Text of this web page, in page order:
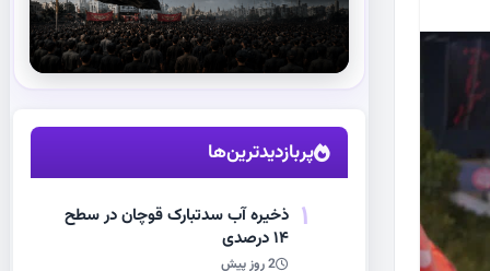
مشاهده اخبار
پربازدیدترین‌ها
1 ذخیره آب سدتبارک قوچان در سطح
۱۴ درصدی
2 روز پیش